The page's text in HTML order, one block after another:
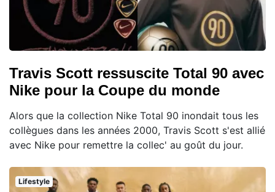
Travis Scott ressuscite Total 90 avec
Nike pour la Coupe du monde
Alors que la collection Nike Total 90 inondait tous les
collègues dans les années 2000, Travis Scott s'est allié
avec Nike pour remettre la collec' au goût du jour.
Lifestyle